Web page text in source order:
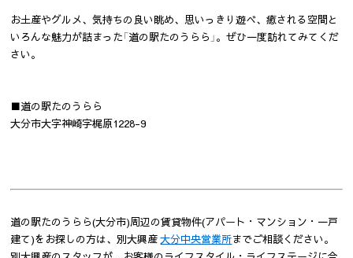
お土産やグルメ、気持ちの良い眺め、思いっきり遊べ、癒される空間と
いろんな魅力が詰まった「道の駅たのうらら」。ぜひ一度訪れてみてくだ
さい。
■道の駅たのうらら
大分市大字神崎字梶原1228-9
道の駅たのうらら(大分市)周辺の賃貸物件(アパート・マンション・一戸
建て)をお探しの方は、別大興産大分中央営業所までご相談ください。